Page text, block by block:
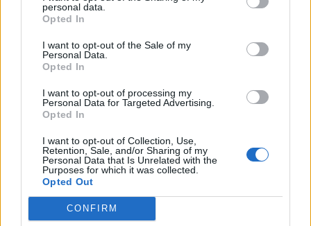
personal data.
Opted In
I want to opt-out of the Sale of my
Personal Data.
Opted In
I want to opt-out of processing my
Personal Data for Targeted Advertising.
Opted In
I want to opt-out of Collection, Use,
Retention, Sale, and/or Sharing of my
Personal Data that Is Unrelated with the
Purposes for which it was collected.
Opted Out
CONFIRM
AZIENDE E MERCATI
Dal lusso circolare all’intelligenza artificiale: come
Lenush Saf costruisce un ecosistema tra creatività,
impresa e musica